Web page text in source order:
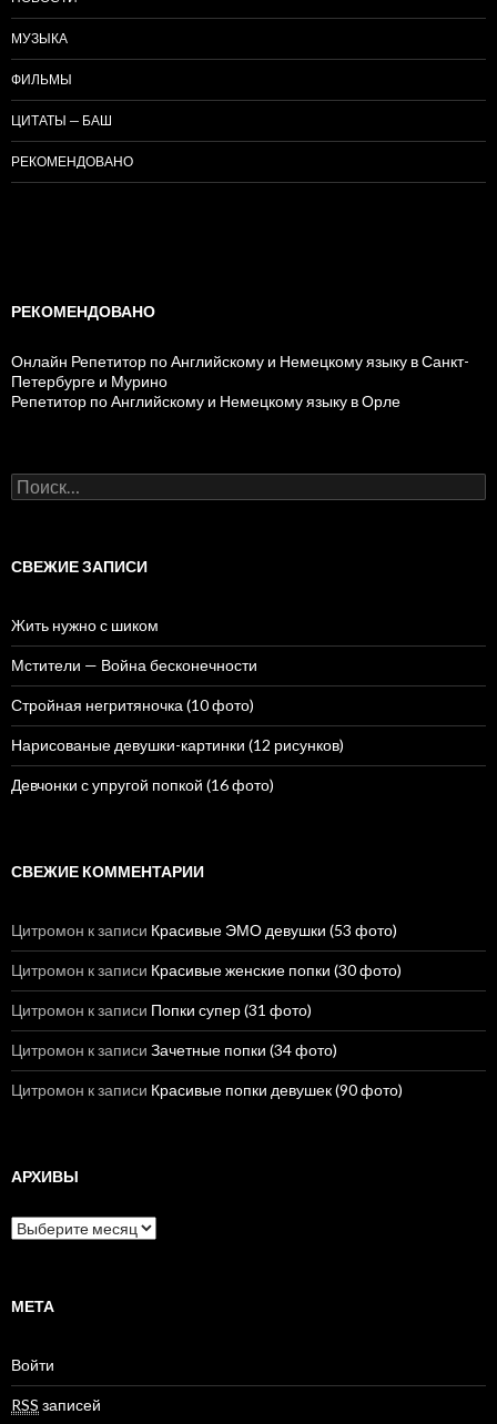
МУЗЫКА
ФИЛЬМЫ
ЦИТАТЫ — БАШ
РЕКОМЕНДОВАНО
РЕКОМЕНДОВАНО
Онлайн Репетитор по Английскому и Немецкому языку в Санкт-
Петербурге и Мурино
Репетитор по Английскому и Немецкому языку в Орле
Н
а
и
СВЕЖИЕ ЗАПИСИ
Жить нужно с шиком
Мстители — Война бесконечности
Стройная негритяночка (10 фото)
Нарисованые девушки-картинки (12 рисунков)
Девчонки с упругой попкой (16 фото)
СВЕЖИЕ КОММЕНТАРИИ
Цитромон к записи Красивые ЭМО девушки (53 фото)
Цитромон к записи Красивые женские попки (30 фото)
Цитромон к записи Попки супер (31 фото)
Цитромон к записи Зачетные попки (34 фото)
Цитромон к записи Красивые попки девушек (90 фото)
АРХИВЫ
А
р
в
МЕТА
Войти
RSS записей